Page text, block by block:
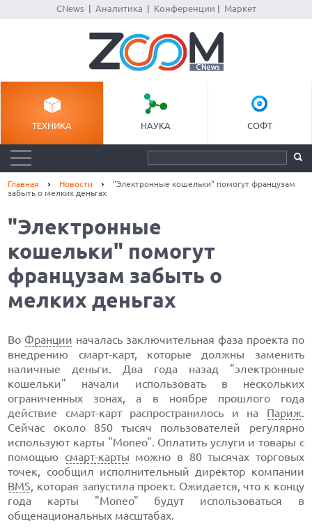
CNews| Аналитика Конференции Маркет
ТЕХНИКА НАУКА СОФТ
Главная Новости
"Электронные кошельки" помогут французам
забыть о мелких деньгах
"Электронные
кошельки" помогут
французам забыть о
мелких деньгах
Во Франции началась заключительная фаза проекта по
внедрению смарт-карт, которые должны заменить
наличные деньги. Два года назад "электронные
кошельки" начали использовать в нескольких
ограниченных зонах, а в ноябре прошлого года
действие смарт-карт распространилось и на Париж.
Сейчас около 850 тысяч пользователей регулярно
используют карты "Moneo". Оплатить услуги и товары с
помощью смарт-карты можно в 80 тысячах торговых
точек, сообщил исполнительный директор компании
BMS, которая запустила проект. Ожидается, что к концу
года карты "Moneo" будут использоваться в
общенациональных масштабах.